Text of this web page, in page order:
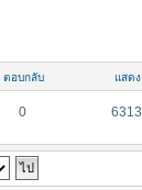
ตอบกลับ แสดง
0 6313